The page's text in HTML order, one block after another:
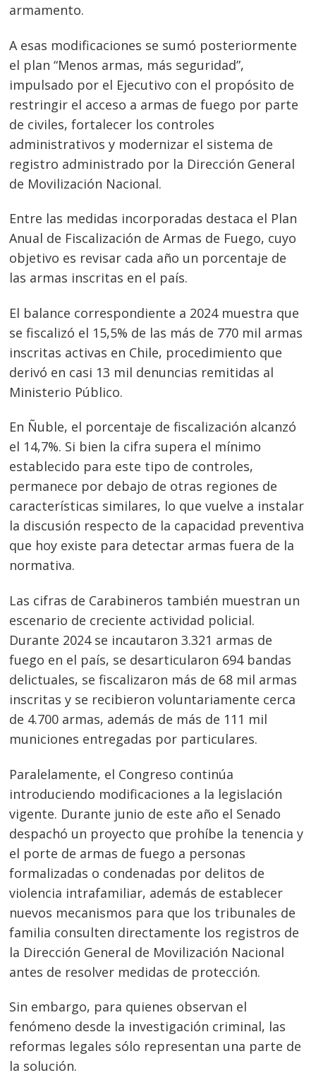
armamento.
A esas modificaciones se sumó posteriormente
el plan “Menos armas, más seguridad”,
impulsado por el Ejecutivo con el propósito de
restringir el acceso a armas de fuego por parte
de civiles, fortalecer los controles
administrativos y modernizar el sistema de
registro administrado por la Dirección General
de Movilización Nacional.
Entre las medidas incorporadas destaca el Plan
Anual de Fiscalización de Armas de Fuego, cuyo
objetivo es revisar cada año un porcentaje de
las armas inscritas en el país.
El balance correspondiente a 2024 muestra que
se fiscalizó el 15,5% de las más de 770 mil armas
inscritas activas en Chile, procedimiento que
derivó en casi 13 mil denuncias remitidas al
Ministerio Público.
En Ñuble, el porcentaje de fiscalización alcanzó
el 14,7%. Si bien la cifra supera el mínimo
establecido para este tipo de controles,
permanece por debajo de otras regiones de
características similares, lo que vuelve a instalar
la discusión respecto de la capacidad preventiva
que hoy existe para detectar armas fuera de la
normativa.
Las cifras de Carabineros también muestran un
escenario de creciente actividad policial.
Durante 2024 se incautaron 3.321 armas de
fuego en el país, se desarticularon 694 bandas
delictuales, se fiscalizaron más de 68 mil armas
inscritas y se recibieron voluntariamente cerca
de 4.700 armas, además de más de 111 mil
municiones entregadas por particulares.
Paralelamente, el Congreso continúa
introduciendo modificaciones a la legislación
vigente. Durante junio de este año el Senado
despachó un proyecto que prohíbe la tenencia y
el porte de armas de fuego a personas
formalizadas o condenadas por delitos de
violencia intrafamiliar, además de establecer
nuevos mecanismos para que los tribunales de
familia consulten directamente los registros de
la Dirección General de Movilización Nacional
antes de resolver medidas de protección.
Sin embargo, para quienes observan el
fenómeno desde la investigación criminal, las
reformas legales sólo representan una parte de
la solución.